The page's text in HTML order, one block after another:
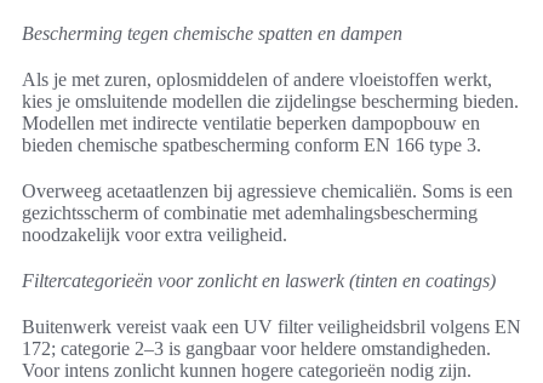
Bescherming tegen chemische spatten en dampen
Als je met zuren, oplosmiddelen of andere vloeistoffen werkt,
kies je omsluitende modellen die zijdelingse bescherming bieden.
Modellen met indirecte ventilatie beperken dampopbouw en
bieden chemische spatbescherming conform EN 166 type 3.
Overweeg acetaatlenzen bij agressieve chemicaliën. Soms is een
gezichtsscherm of combinatie met ademhalingsbescherming
noodzakelijk voor extra veiligheid.
Filtercategorieën voor zonlicht en laswerk (tinten en coatings)
Buitenwerk vereist vaak een UV filter veiligheidsbril volgens EN
172; categorie 2–3 is gangbaar voor heldere omstandigheden.
Voor intens zonlicht kunnen hogere categorieën nodig zijn.